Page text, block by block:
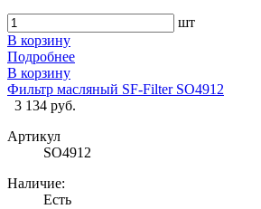
шт
В корзину
Подробнее
В корзину
Фильтр масляный SF-Filter SO4912
3 134 руб.
Артикул
SO4912
Наличие:
Есть